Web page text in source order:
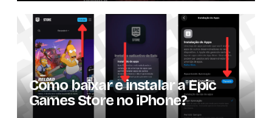
Como baixar e instalar a Epic
Games Store no iPhone?